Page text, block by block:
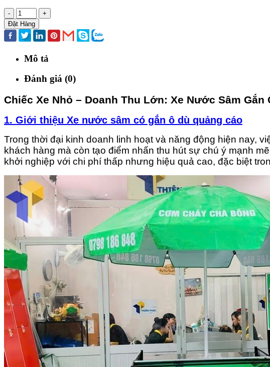
-
+
Đặt Hàng
Mô tả
Đánh giá (0)
Chiếc Xe Nhỏ – Doanh Thu Lớn: Xe Nước Sâm Gắn
1. Giới thiệu Xe nước sâm có gắn ô dù quảng cáo
Trong thời đại kinh doanh linh hoạt và năng động hiện nay,
khách hàng mà còn tạo điểm nhấn thu hút sự chú ý mạnh
khởi nghiệp với chi phí thấp nhưng hiệu quả cao, đặc biệt